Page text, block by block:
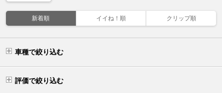
新着順 イイね！順 クリップ順
車種で絞り込む
評価で絞り込む